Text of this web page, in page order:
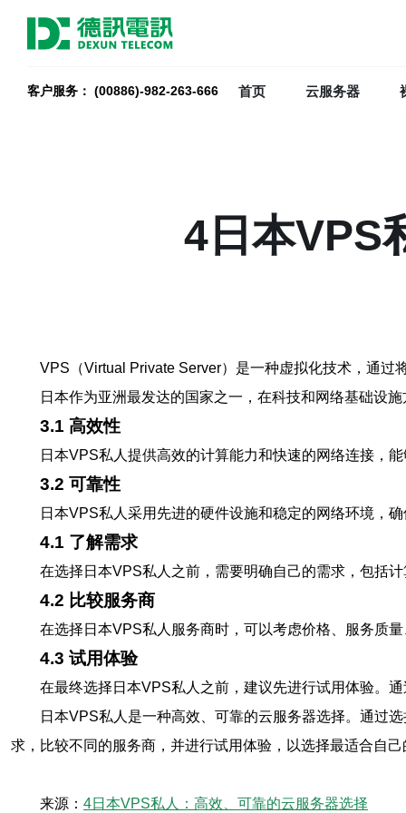
客户服务： (00886)-982-263-666 首页 云服务器
4日本VPS
VPS（Virtual Private Server）是一种虚拟化技术，通过
日本作为亚洲最发达的国家之一，在科技和网络基础设
3.1 高效性
日本VPS私人提供高效的计算能力和快速的网络连接，
3.2 可靠性
日本VPS私人采用先进的硬件设施和稳定的网络环境，
4.1 了解需求
在选择日本VPS私人之前，需要明确自己的需求，包括
4.2 比较服务商
在选择日本VPS私人服务商时，可以考虑价格、服务质
4.3 试用体验
在最终选择日本VPS私人之前，建议先进行试用体验。
日本VPS私人是一种高效、可靠的云服务器选择。通过
求，比较不同的服务商，并进行试用体验，以选择最适合自
来源： 4日本VPS私人：高效、可靠的云服务器选择